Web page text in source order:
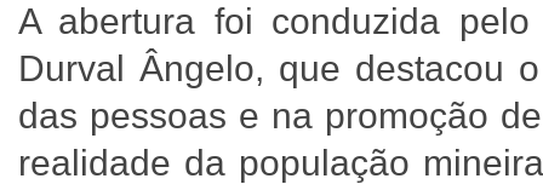
A abertura foi conduzida
Durval Ângelo, que destacou
das pessoas e na promoção
realidade da população